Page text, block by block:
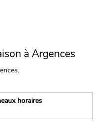
à Argences
horaires